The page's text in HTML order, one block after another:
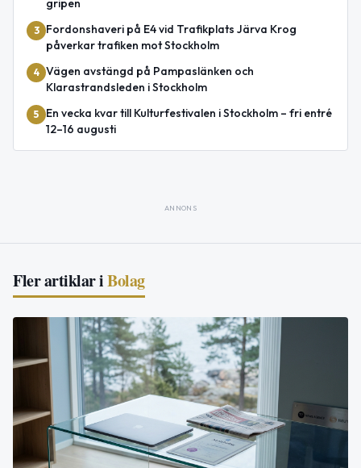
gripen
3
Fordonshaveri på E4 vid Trafikplats Järva Krog
påverkar trafiken mot Stockholm
4 Vägen avstängd på Pampaslänken och
Klarastrandsleden i Stockholm
5
En vecka kvar till Kulturfestivalen i Stockholm – fri entré
12–16 augusti
ANNONS
Fler artiklar iBolag